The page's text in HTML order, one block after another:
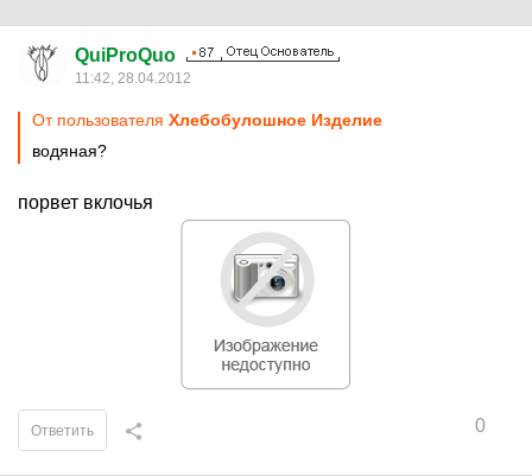
QuiProQuo
11:42, 28.04.2012
От пользователя Хлебобулошное Изделие
водяная?
порвет вклочья
0
Ответить